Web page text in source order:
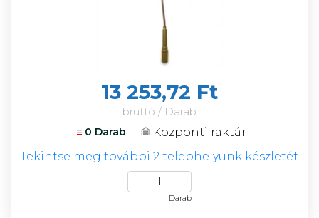
13 253,72 Ft
bruttó / Darab
0 Darab
Központi raktár
Tekintse meg további 2 telephelyünk készletét
Darab